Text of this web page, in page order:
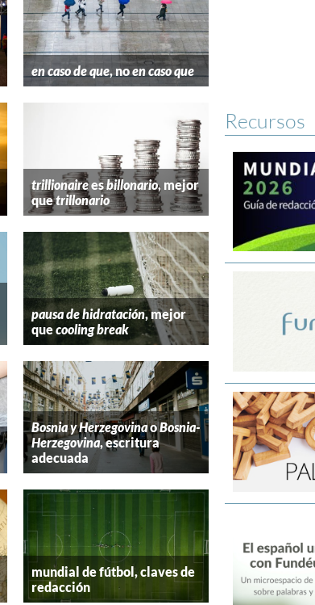
en caso de que, noen caso que
trillionaireesbillonario, mejor
quetrillonario
pausa de hidratación, mejor
quecooling break
Bosnia y HerzegovinaoBosnia-
Herzegovina, escritura
adecuada
mundial de fútbol, claves de
redacción
Recursos